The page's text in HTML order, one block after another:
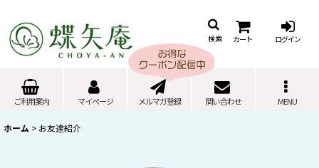
検索 カート ログイン
ご利用案内 マイページ メルマガ登録 問い合わせ MENU
ホーム > お友達紹介